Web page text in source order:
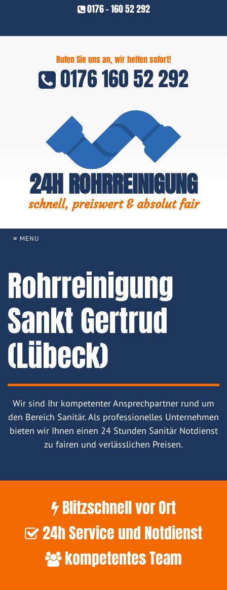
0176 - 160 52 292
Rufen Sie uns an, wir helfen sofort!
0176 160 52 292
24H ROHRREINIGUNG
schnell, preiswert & absolut fair
≡ MENU
Rohrreinigung
Sankt Gertrud
(Lübeck)
Wir sind Ihr kompetenter Ansprechpartner rund um
den Bereich Sanitär. Als professionelles Unternehmen
bieten wir Ihnen einen 24 Stunden Sanitär Notdienst
zu fairen und verlässlichen Preisen.
Blitzschnell vor Ort
24h Service und Notdienst
kompetentes Team